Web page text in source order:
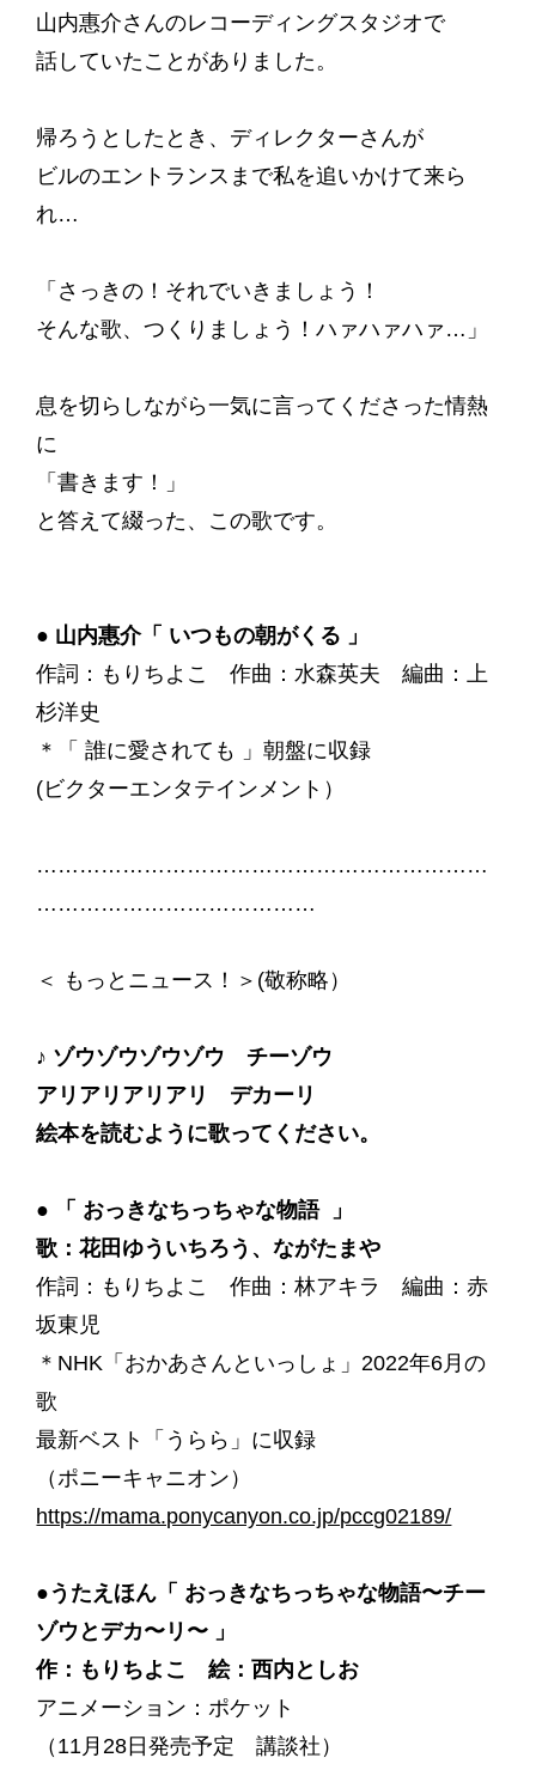
山内惠介さんのレコーディングスタジオで
話していたことがありました。
帰ろうとしたとき、ディレクターさんが
ビルのエントランスまで私を追いかけて来ら
れ…
「さっきの！それでいきましょう！
そんな歌、つくりましょう！ハァハァハァ…」
息を切らしながら一気に言ってくださった情熱
に
「書きます！」
と答えて綴った、この歌です。
● 山内惠介「 いつもの朝がくる 」
作詞：もりちよこ 作曲：水森英夫 編曲：上
杉洋史
＊「 誰に愛されても 」朝盤に収録
(ビクターエンタテインメント）
………………………………………………………
…………………………………
＜ もっとニュース！＞(敬称略）
♪ ゾウゾウゾウゾウ チーゾウ
アリアリアリアリ デカーリ
絵本を読むように歌ってください。
● 「 おっきなちっちゃな物語 」
歌：花田ゆういちろう、ながたまや
作詞：もりちよこ 作曲：林アキラ 編曲：赤
坂東児
＊NHK「おかあさんといっしょ」2022年6月の
歌
最新ベスト「うらら」に収録
（ポニーキャニオン）
https://mama.ponycanyon.co.jp/pccg02189/
●うたえほん「 おっきなちっちゃな物語〜チー
ゾウとデカ〜リ〜 」
作：もりちよこ 絵：西内としお
アニメーション：ポケット
（11月28日発売予定 講談社）